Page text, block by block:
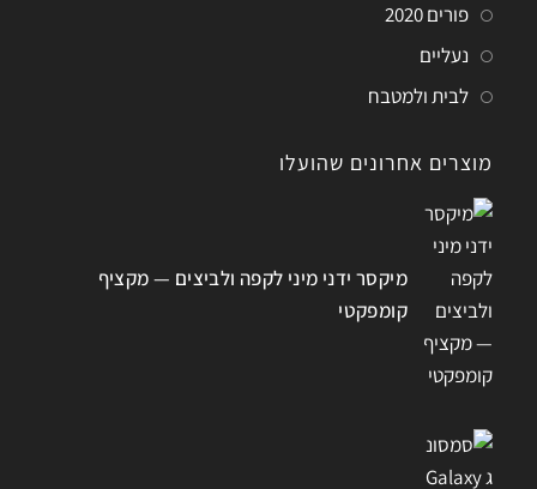
פורים 2020
נעליים
לבית ולמטבח
מוצרים אחרונים שהועלו
מיקסר ידני מיני לקפה ולביצים — מקציף
קומפקטי